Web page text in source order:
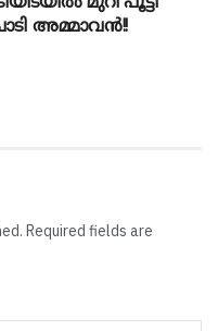
അമ്മാവൻ!!
Required fields are